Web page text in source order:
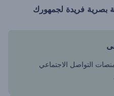
بصرية فريدة لجمهورك
التواصل الاجتماعي